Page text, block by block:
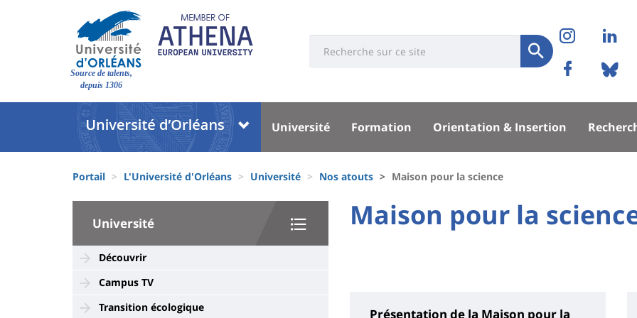
Site
Source de talents,
depuis 1306
Université
Soumettre
Réseaux
sociaux
Université
Block
liste
des
composantes
Menu
principal
Université Formation Orientation & Insertion
d'Ariane
Portail L'Université d'Orléans Université Nos atouts Maison pour la science
University
Sidebar
Université
Découvrir
Campus TV
Transition écologique
University
Titre
Maison pour la
Présentation de la Maison pour la